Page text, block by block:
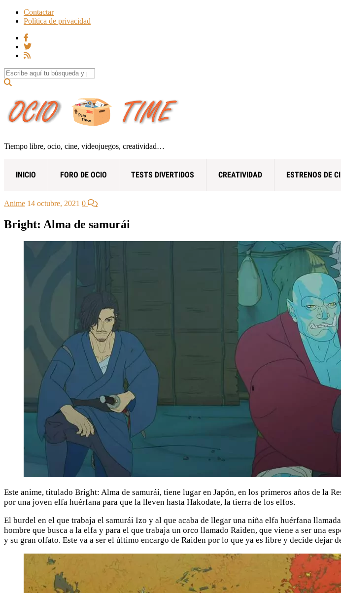
Contactar
Política de privacidad
Search for:
Tiempo libre, ocio, cine, videojuegos, creatividad…
INICIO FORO DE OCIO TESTS DIVERTIDOS CREATIVIDAD ESTRENOS DE
Anime 14 octubre, 2021 0
Bright: Alma de samurái
Este anime, titulado Bright: Alma de samurái, tiene lugar en Japón, en los primeros años de la
por una joven elfa huérfana para que la lleven hasta Hakodate, la tierra de los elfos.
El burdel en el que trabaja el samurái Izo y al que acaba de llegar una niña elfa huérfana
hombre que busca a la elfa y para el que trabaja un orco llamado Raiden, que viene a ser una
y su gran olfato. Este va a ser el último encargo de Raiden por lo que ya es libre y decide dejar